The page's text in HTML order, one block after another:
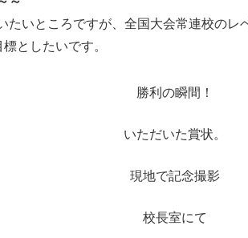
たいところですが、全国大会常連校のレ
としたいです。
勝利の瞬間！
いただいた賞状。
現地で記念撮影
校長室にて